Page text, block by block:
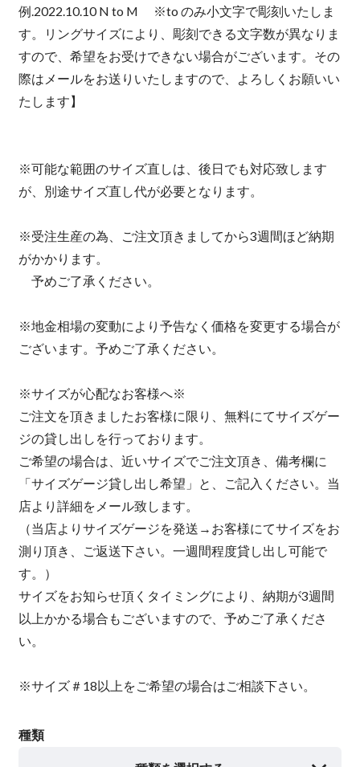
例.2022.10.10 N to M ※to のみ小文字で彫刻いたしま
す。リングサイズにより、彫刻できる文字数が異なりま
すので、希望をお受けできない場合がございます。その
際はメールをお送りいたしますので、よろしくお願いい
たします】
※可能な範囲のサイズ直しは、後日でも対応致します
が、別途サイズ直し代が必要となります。
※受注生産の為、ご注文頂きましてから3週間ほど納期
がかかります。
予めご了承ください。
※地金相場の変動により予告なく価格を変更する場合が
ございます。予めご了承ください。
※サイズが心配なお客様へ※
ご注文を頂きましたお客様に限り、無料にてサイズゲー
ジの貸し出しを行っております。
ご希望の場合は、近いサイズでご注文頂き、備考欄に
「サイズゲージ貸し出し希望」と、ご記入ください。当
店より詳細をメール致します。
（当店よりサイズゲージを発送→お客様にてサイズをお
測り頂き、ご返送下さい。一週間程度貸し出し可能で
す。）
サイズをお知らせ頂くタイミングにより、納期が3週間
以上かかる場合もございますので、予めご了承くださ
い。
※サイズ＃18以上をご希望の場合はご相談下さい。
種類